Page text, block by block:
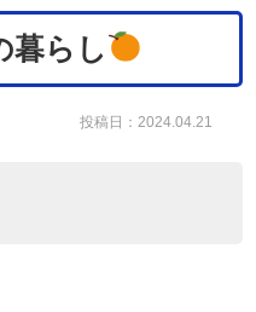
暮らし
投稿日：2024.04.21